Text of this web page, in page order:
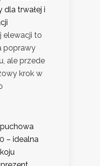
dla trwałej i
elewacji to
poprawy
ale przede
krok w
– idealna